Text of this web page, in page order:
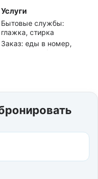
Услуги
Бытовые службы:
глажка, стирка
Заказ: еды в номер,
такси, трансферов,
территории
инвентаря (утюг),